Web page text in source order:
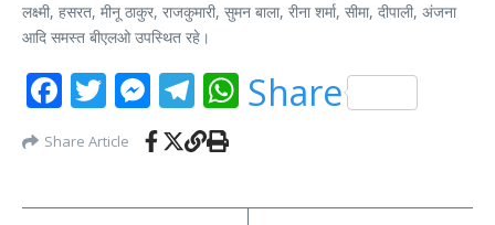
लक्ष्मी, हसरत, मीनू ठाकुर, राजकुमारी, सुमन बाला, रीना शर्मा, सीमा, दीपाली, अंजना
आदि समस्त बीएलओ उपस्थित रहे।
Facebook
Twitter
Messenger
Telegram
WhatsApp
Share
Share Article